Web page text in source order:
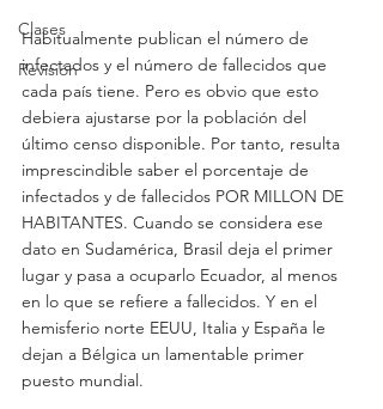
Clases
Revisión
Habitualmente publican el número de
infectados y el número de fallecidos que
cada país tiene. Pero es obvio que esto
debiera ajustarse por la población del
último censo disponible. Por tanto, resulta
imprescindible saber el porcentaje de
infectados y de fallecidos POR MILLON DE
HABITANTES. Cuando se considera ese
dato en Sudamérica, Brasil deja el primer
lugar y pasa a ocuparlo Ecuador, al menos
en lo que se refiere a fallecidos. Y en el
hemisferio norte EEUU, Italia y España le
dejan a Bélgica un lamentable primer
puesto mundial.